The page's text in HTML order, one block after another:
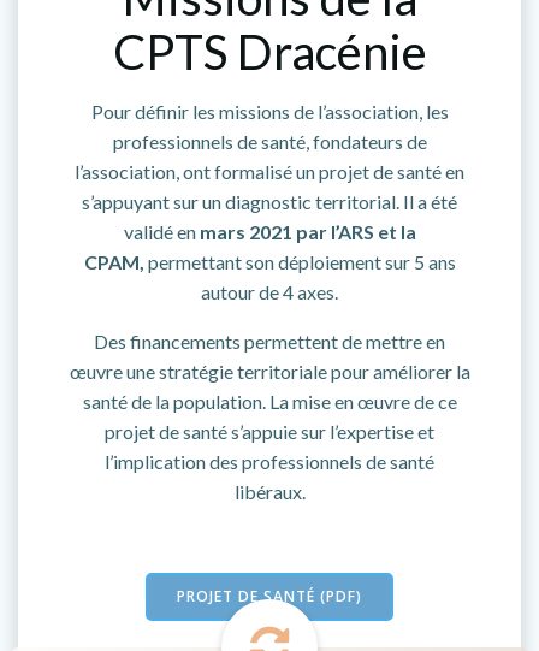
CPTS Dracénie
Pour définir les missions de l’association, les
professionnels de santé, fondateurs de
l’association, ont formalisé un projet de santé en
s’appuyant sur un diagnostic territorial. Il a été
validé enmars 2021 par l’ARS et la
CPAM, permettant son déploiement sur 5 ans
autour de 4 axes.
Des financements permettent de mettre en
œuvre une stratégie territoriale pour améliorer la
santé de la population. La mise en œuvre de ce
projet de santé s’appuie sur l’expertise et
l’implication des professionnels de santé
libéraux.
PROJET DE SANTÉ (PDF)